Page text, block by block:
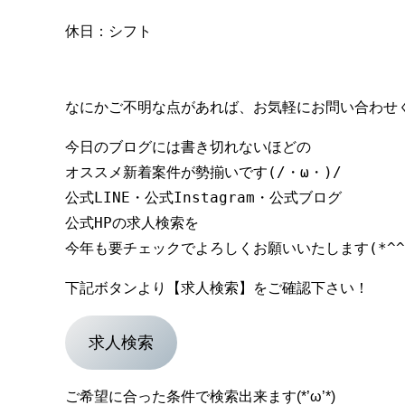
休日：シフト
なにかご不明な点があれば、お気軽にお問い合わ
今日のブログには書き切れないほどの
オススメ新着案件が勢揃いです(/・ω・)/
公式LINE・公式Instagram・公式ブログ
公式HPの求人検索を
下記ボタンより【求人検索】をご確認下さい！
求人検索
ご希望に合った条件で検索出来ます(*’ω’*)